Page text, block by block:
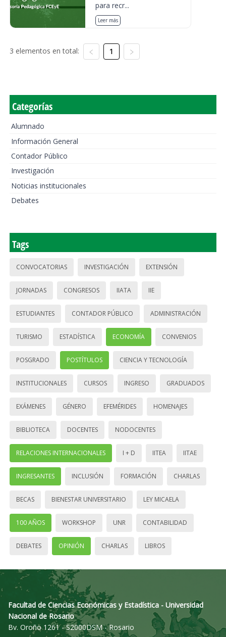
para recr...
Leer más
3 elementos en total: 1
Categorías
Alumnado
Información General
Contador Público
Investigación
Noticias institucionales
Debates
Tags
CONVOCATORIAS INVESTIGACIÓN EXTENSIÓN
JORNADAS CONGRESOS IIATA IIE
ESTUDIANTES CONTADOR PÚBLICO ADMINISTRACIÓN
TURISMO ESTADÍSTICA ECONOMÍA CONVENIOS
POSGRADO POSTÍTULOS CIENCIA Y TECNOLOGÍA
INSTITUCIONALES CURSOS INGRESO GRADUADOS
EXÁMENES GÉNERO EFEMÉRIDES HOMENAJES
BIBLIOTECA DOCENTES NODOCENTES
RELACIONES INTERNACIONALES I + D IITEA IITAE
INGRESANTES INCLUSIÓN FORMACIÓN CHARLAS
BECAS BIENESTAR UNIVERSITARIO LEY MICAELA
100 AÑOS WORKSHOP UNR CONTABILIDAD
DEBATES OPINIÓN CHARLAS LIBROS
Facultad de Ciencias Económicas y Estadística - Universidad
Nacional de Rosario
Bv. Oroño 1261 - S2000DSM - Rosario